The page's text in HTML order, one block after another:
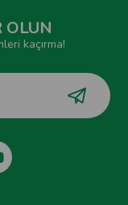
OLUN
kaçırma!